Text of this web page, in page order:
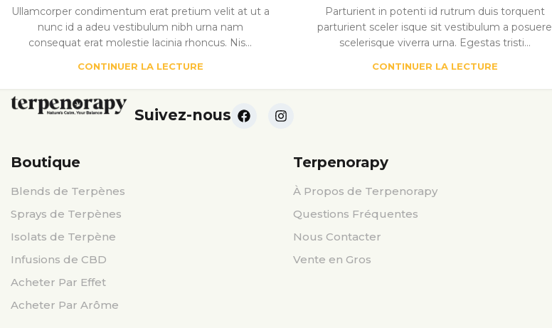
Ullamcorper condimentum erat pretium velit at ut a
nunc id a adeu vestibulum nibh urna nam
consequat erat molestie lacinia rhoncus. Nis...
CONTINUER LA LECTURE
Parturient in potenti id rutrum duis torquent
parturient sceler isque sit vestibulum a posuere
scelerisque viverra urna. Egestas tristi...
CONTINUER LA LECTURE
Suivez-nous
Boutique
Blends de Terpènes
Sprays de Terpènes
Isolats de Terpène
Infusions de CBD
Acheter Par Effet
Acheter Par Arôme
Terpenorapy
À Propos de Terpenorapy
Questions Fréquentes
Nous Contacter
Vente en Gros